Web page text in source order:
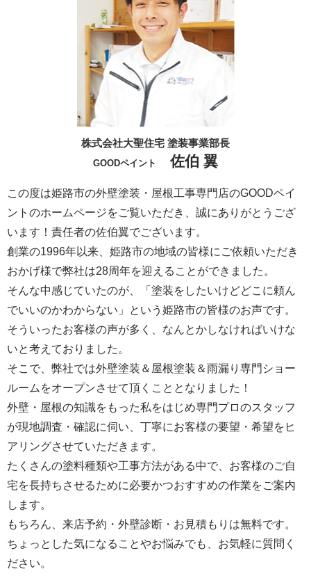
株式会社大聖住宅 塗装事業部長
GOODペイント 佐伯 翼
この度は姫路市の外壁塗装・屋根工事専門店のGOODペイ
ントのホームページをご覧いただき、誠にありがとうござ
います！責任者の佐伯翼でございます。
創業の1996年以来、姫路市の地域の皆様にご依頼いただき
おかげ様で弊社は28周年を迎えることができました。
そんな中感じていたのが、「塗装をしたいけどどこに頼ん
でいいのかわからない」という姫路市の皆様のお声です。
そういったお客様の声が多く、なんとかしなければいけな
いと考えておりました。
そこで、弊社では外壁塗装＆屋根塗装＆雨漏り専門ショー
ルームをオープンさせて頂くこととなりました！
外壁・屋根の知識をもった私をはじめ専門プロのスタッフ
が現地調査・確認に伺い、丁寧にお客様の要望・希望をヒ
アリングさせていただきます。
たくさんの塗料種類や工事方法がある中で、お客様のご自
宅を長持ちさせるために必要かつおすすめの作業をご案内
します。
もちろん、来店予約・外壁診断・お見積もりは無料です。
ちょっとした気になることやお悩みでも、お気軽に質問く
ださい。